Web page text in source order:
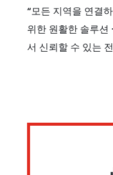
“모든 지역을 연결
위한 원활한 솔루
서 신뢰할 수 있는